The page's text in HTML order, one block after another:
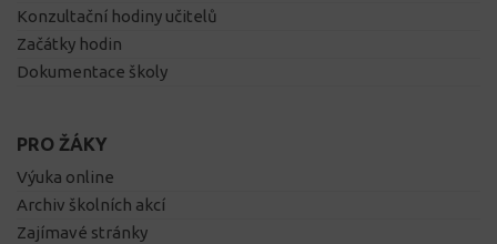
Konzultační hodiny učitelů
Začátky hodin
Dokumentace školy
PRO ŽÁKY
Výuka online
Archiv školních akcí
Zajímavé stránky